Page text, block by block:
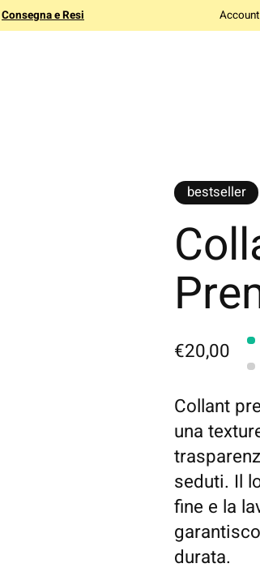
Consegna e Resi Account
bestseller
€20,00
Collant
una
seduti. Il
fine e la
durata.